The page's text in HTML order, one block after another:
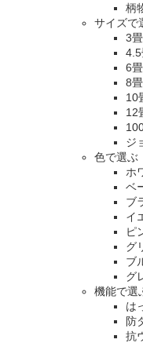
柄
サイズで
3
4.5
6
8
10
12
ジ
色で選ぶ
ホ
ベ
ブ
イ
ピ
グ
ブ
グ
機能で選
は
防
抗